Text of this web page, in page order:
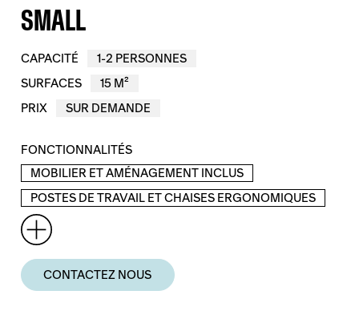
SMALL
CAPACITÉ
1-2 PERSONNES
SURFACES
15 M²
PRIX
SUR DEMANDE
FONCTIONNALITÉS
MOBILIER ET AMÉNAGEMENT INCLUS
POSTES DE TRAVAIL ET CHAISES ERGONOMIQUES
CONTACTEZ NOUS